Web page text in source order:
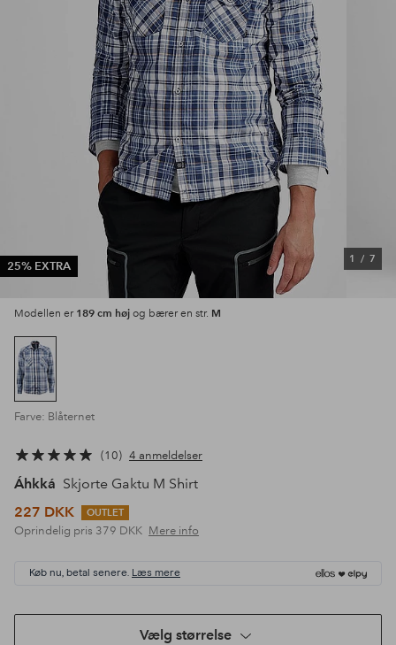
25% EXTRA
1 / 7
Modellen er 189 cm høj og bærer en str. M
Farve: Blåternet
10 4 anmeldelser
Áhkká Skjorte Gaktu M Shirt
227 DKK
OUTLET
Oprindelig pris 379 DKK Mere info
Køb nu, betal senere. Læs mere
Vælg størrelse